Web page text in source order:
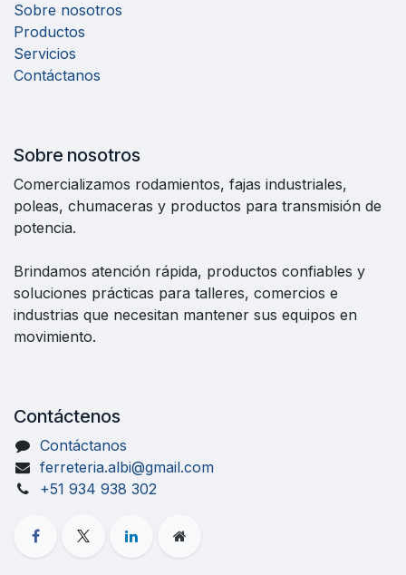
Sobre nosotros
Productos
Servicios
Contáctanos
Sobre nosotros
Comercializamos rodamientos, fajas industriales,
poleas, chumaceras y productos para transmisión de
potencia.
Brindamos atención rápida, productos confiables y
soluciones prácticas para talleres, comercios e
industrias que necesitan mantener sus equipos en
movimiento.
Contáctenos
Contáctanos
ferreteria.albi@gmail.com
+51 934 938 302